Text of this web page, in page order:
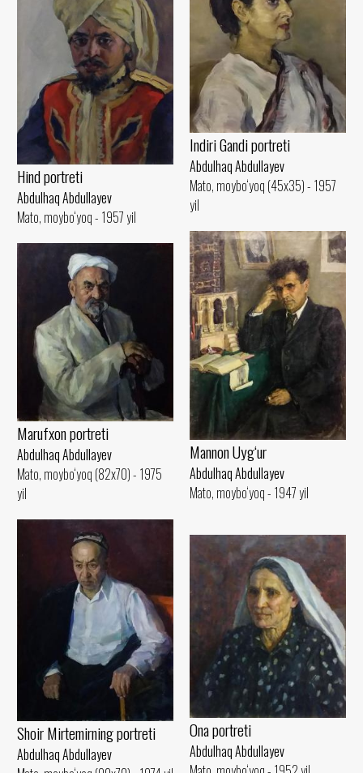
Indiri Gandi portreti
Abdulhaq Abdullayev
Mato, moybo‘yoq (45x35) - 1957
yil
Hind portreti
Abdulhaq Abdullayev
Mato, moybo‘yoq - 1957 yil
Mannon Uyg‘ur
Abdulhaq Abdullayev
Mato, moybo‘yoq - 1947 yil
Marufxon portreti
Abdulhaq Abdullayev
Mato, moybo‘yoq (82x70) - 1975
yil
Shoir Mirtemirning portreti
Abdulhaq Abdullayev
Ona portreti
Abdulhaq Abdullayev